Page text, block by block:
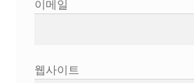
이메일
웹사이트